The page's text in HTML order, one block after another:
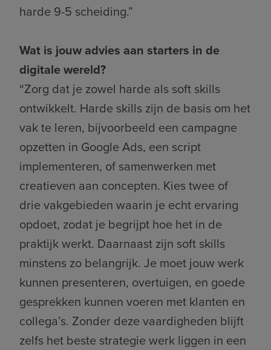
harde 9-5 scheiding.”
Wat is jouw advies aan starters in de
digitale wereld?
“Zorg dat je zowel harde als soft skills
ontwikkelt. Harde skills zijn de basis om het
vak te leren, bijvoorbeeld een campagne
opzetten in Google Ads, een script
implementeren, of samenwerken met
creatieven aan concepten. Kies twee of
drie vakgebieden waarin je echt ervaring
opdoet, zodat je begrijpt hoe het in de
praktijk werkt. Daarnaast zijn soft skills
minstens zo belangrijk. Je moet jouw werk
kunnen presenteren, overtuigen, en goede
gesprekken kunnen voeren met klanten en
collega’s. Zonder deze vaardigheden blijft
zelfs het beste strategie werk liggen in een